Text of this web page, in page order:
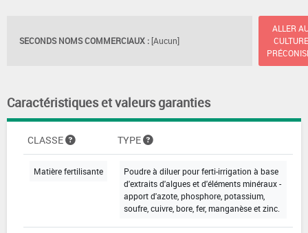
SECONDS NOMS COMMERCIAUX : [Aucun]
ALLER
Caractéristiques et valeurs garanties
CLASSE TYPE
Matière fertilisante
Poudre à diluer pour ferti-irrigation à base
d'extraits d'algues et d'éléments minéraux -
apport d'azote, phosphore, potassium,
soufre, cuivre, bore, fer, manganèse et zinc.